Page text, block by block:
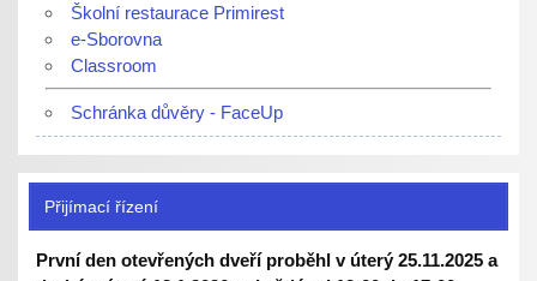
Školní restaurace Primirest
e-Sborovna
Classroom
Schránka důvěry - FaceUp
Přijímací řízení
První den otevřených dveří proběhl v úterý 25.11.2025 a